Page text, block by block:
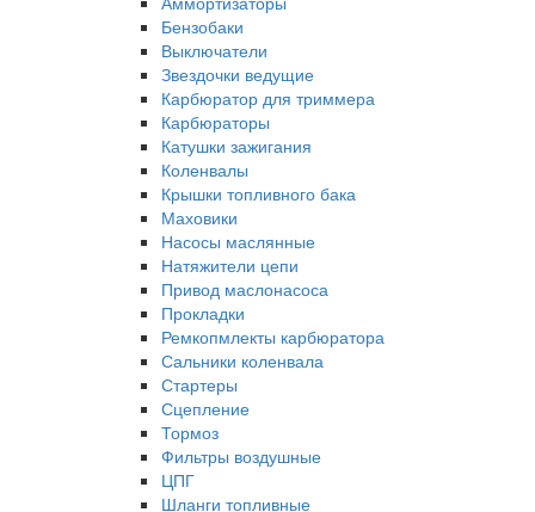
Бензобаки
Выключатели
Звездочки ведущие
Карбюратор для триммера
Карбюраторы
Катушки зажигания
Коленвалы
Крышки топливного бака
Маховики
Насосы маслянные
Натяжители цепи
Привод маслонасоса
Прокладки
Ремкопмлекты карбюратора
Сальники коленвала
Стартеры
Сцепление
Тормоз
Фильтры воздушные
ЦПГ
Шланги топливные